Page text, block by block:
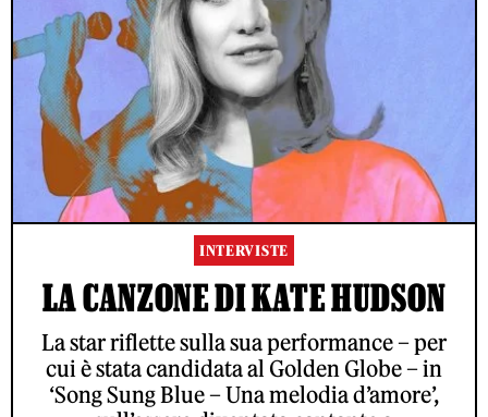
INTERVISTE
LA CANZONE DI KATE HUDSON
La star riflette sulla sua performance – per
cui è stata candidata al Golden Globe – in
‘Song Sung Blue – Una melodia d’amore’,